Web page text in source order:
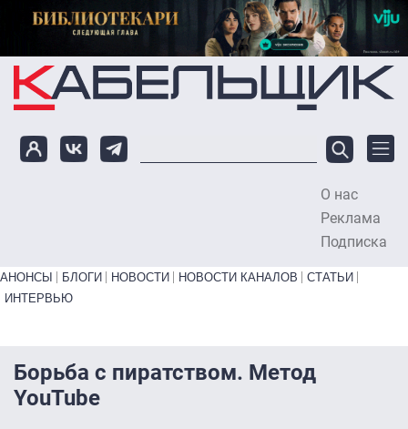
Перейти к основному содержанию
О нас
Реклама
Подписка
Primary links bottom
АНОНСЫ БЛОГИ НОВОСТИ НОВОСТИ КАНАЛОВ
СТАТЬИ
ИНТЕРВЬЮ
Борьба с пиратством. Метод
YouTube